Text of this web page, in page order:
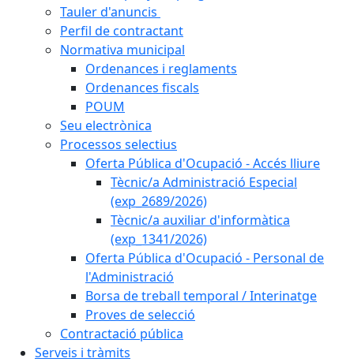
Tauler d'anuncis
Perfil de contractant
Normativa municipal
Ordenances i reglaments
Ordenances fiscals
POUM
Seu electrònica
Processos selectius
Oferta Pública d'Ocupació - Accés lliure
Tècnic/a Administració Especial
(exp_2689/2026)
Tècnic/a auxiliar d'informàtica
(exp_1341/2026)
Oferta Pública d'Ocupació - Personal de
l'Administració
Borsa de treball temporal / Interinatge
Proves de selecció
Contractació pública
Serveis i tràmits